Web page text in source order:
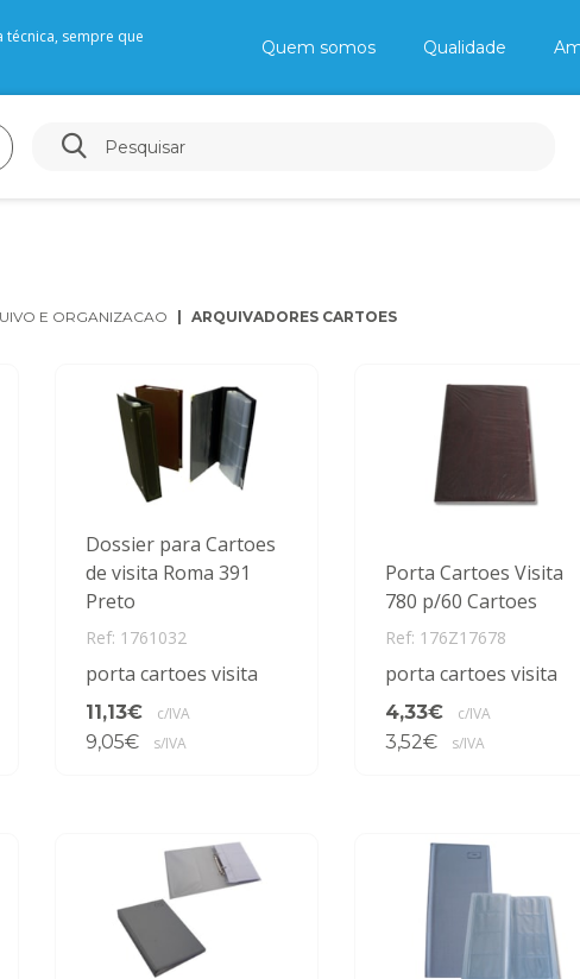
sempre que
Quem somos Qualidade
E ORGANIZACAO ARQUIVADORES CARTOES
Dossier para Cartoes
de visita Roma 391
Preto
Ref: 1761032
porta cartoes visita
11,13€ c/IVA
9,05€ s/IVA
Porta Cartoes Visita
780 p/60 Cartoes
Ref: 176Z17678
porta cartoes visita
4,33€ c/IVA
3,52€ s/IVA